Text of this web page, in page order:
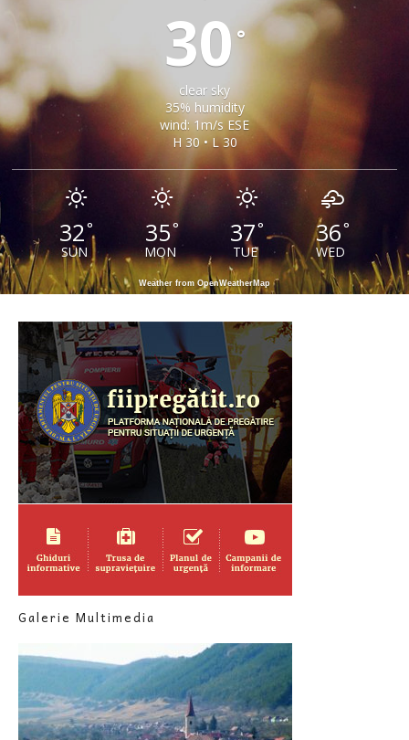
30 °
clear sky
35% humidity
wind: 1m/s ESE
H 30 • L 30
32°
SUN
35°
MON
37°
TUE
36°
WED
Weather from OpenWeatherMap
Galerie Multimedia